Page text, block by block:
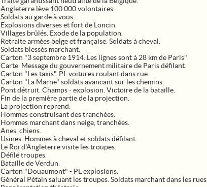
Angleterre lève 100 000 volontaires.
Soldats au garde à vous.
Explosions diverses et fort de Loncin.
Villages brûlés. Exode de la population.
Retraite armées belge et française. Soldats à cheval.
Soldats blessés marchant.
Carton "3 septembre 1914. Les lignes sont à 28 km de Paris"
Carte. Message du gouvernement militaire de Paris défilant.
Carton "Les taxis". PL voitures roulant dans rue.
Carton "La Marne" soldats avancant sur les chemins.
Pont détruit. Champs - explosion. Victoire de la bataille.
Fin de la première partie de la projection.
La projection reprend.
Hommes construisant des tranchées.
Hommes marchant dans neige, tranchées.
Anes, chiens.
Usines. Hommes à cheval et soldats défilant.
Le Roi d'Angleterre visite les troupes.
Défilé troupes.
Bataille de Verdun.
Carton "Douaumont" - PL explosions.
Général Pétain saluant les troupes. Soldats marchant dans les rues.